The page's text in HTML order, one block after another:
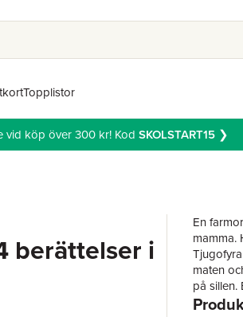
Topplistor
vid köp över 300 kr! Kod SKOLSTART15❯
berättelser i
En
mamma.
maten
på sillen.